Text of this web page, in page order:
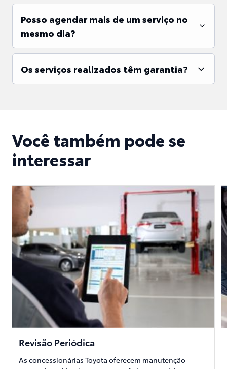
Posso agendar mais de um serviço no
mesmo dia?
Os serviços realizados têm garantia?
Você também pode se
interessar
Revisão Periódica
As concessionárias Toyota oferecem manutenção